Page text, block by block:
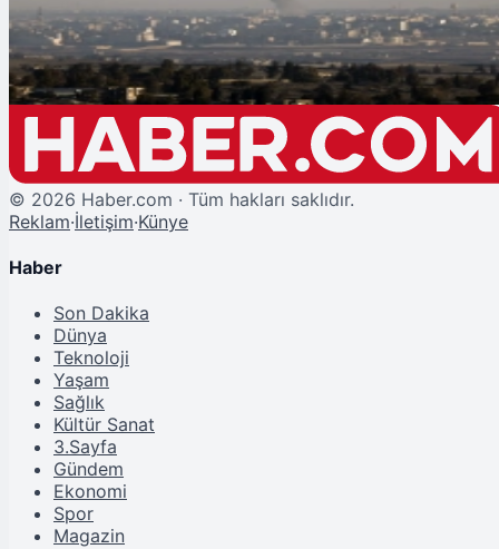
İsrail, Suriye'de 250'den Fazla Hava Saldırısı Düzenledi
© 2026 Haber.com · Tüm hakları saklıdır.
Reklam·İletişim·Künye
Haber
Son Dakika
Dünya
Teknoloji
Yaşam
Sağlık
Kültür Sanat
3.Sayfa
Gündem
Ekonomi
Spor
Magazin